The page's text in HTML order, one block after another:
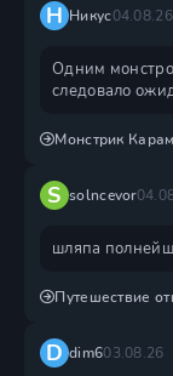
Н Никус04.08.26
Одним
следовало
Монстрик
S solncevor
шляпа
Путешествие
D dim603.08.26